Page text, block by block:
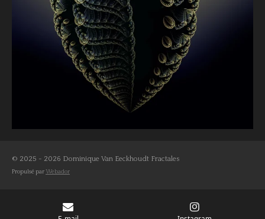
© 2025 - 2026 Dominique Van Eeckhoudt Fractales
Propulsé par Webador